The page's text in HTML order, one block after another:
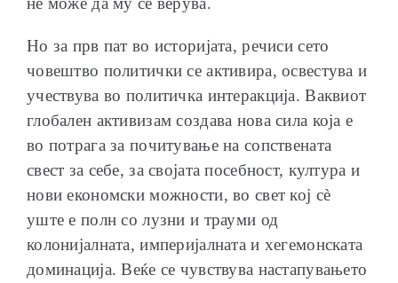
Но за прв пат во историјата, речиси сето
човештво политички се активира, освестува и
учествува во политичка интеракција. Ваквиот
глобален активизам создава нова сила која е
во потрага за почитување на сопствената
свест за себе, за својата посебност, култура и
нови економски можности, во свет кој сè
уште е полн со лузни и трауми од
колонијалната, империјалната и хегемонската
доминација. Веќе се чувствува настапувањето